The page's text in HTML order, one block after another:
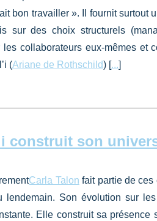
bon travailler ». Il fournit surtout
sur des choix structurels
collaborateurs eux-mêmes et
(Ariane de Rothschild) [...]
construit son
Carla Talon fait partie de ces
lendemain. Son évolution sur
Elle construit sa présence